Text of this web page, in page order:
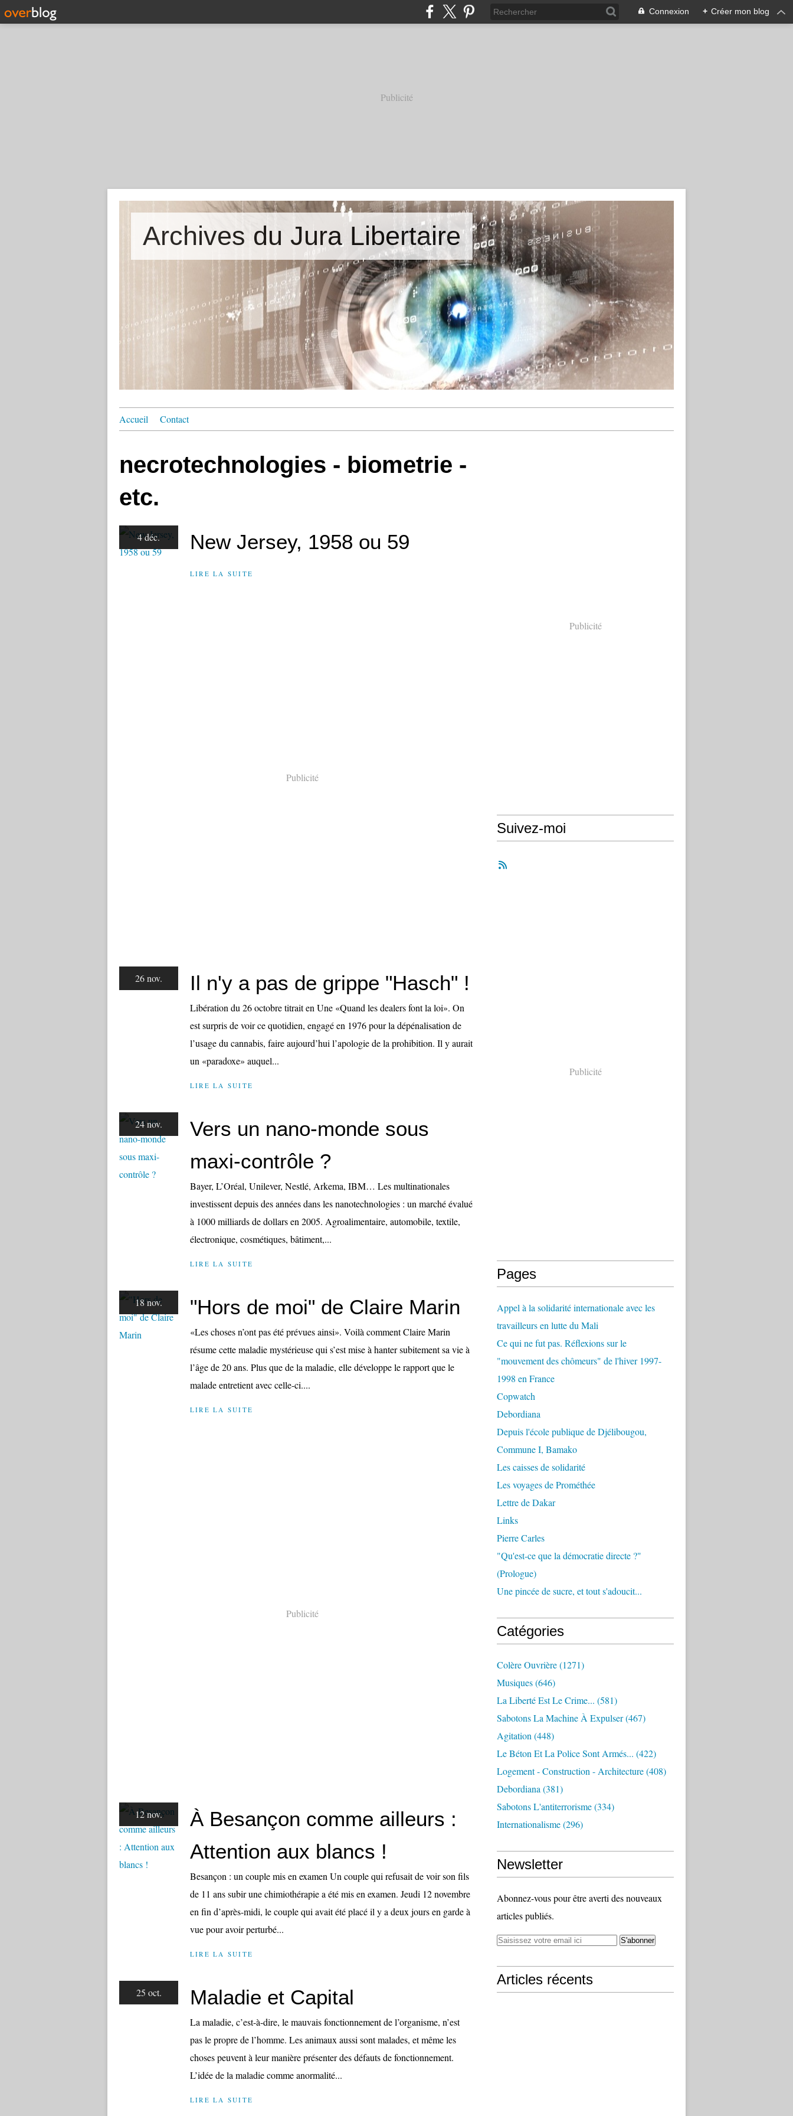
Connexion + Créer mon blog
Publicité
Archives du Jura Libertaire
Accueil Contact
necrotechnologies - biometrie -
etc.
4 déc. New Jersey, 1958 ou 59
LIRE LA SUITE
Publicité
26 nov. Il n'y a pas de grippe "Hasch" !
Libération du 26 octobre titrait en Une «Quand les dealers font la loi». On
est surpris de voir ce quotidien, engagé en 1976 pour la dépénalisation de
l’usage du cannabis, faire aujourd’hui l’apologie de la prohibition. Il y aurait
un «paradoxe» auquel...
LIRE LA SUITE
24 nov.
Vers un nano-monde sous
maxi-contrôle ?
Bayer, L’Oréal, Unilever, Nestlé, Arkema, IBM… Les multinationales
investissent depuis des années dans les nanotechnologies : un marché évalué
à 1000 milliards de dollars en 2005. Agroalimentaire, automobile, textile,
électronique, cosmétiques, bâtiment,...
LIRE LA SUITE
18 nov. "Hors de moi" de Claire Marin
«Les choses n’ont pas été prévues ainsi». Voilà comment Claire Marin
résume cette maladie mystérieuse qui s’est mise à hanter subitement sa vie à
l’âge de 20 ans. Plus que de la maladie, elle développe le rapport que le
malade entretient avec celle-ci....
LIRE LA SUITE
Publicité
12 nov.
À Besançon comme ailleurs :
Attention aux blancs !
Besançon : un couple mis en examen Un couple qui refusait de voir son fils
de 11 ans subir une chimiothérapie a été mis en examen. Jeudi 12 novembre
en fin d’après-midi, le couple qui avait été placé il y a deux jours en garde à
vue pour avoir perturbé...
LIRE LA SUITE
25 oct. Maladie et Capital
La maladie, c’est-à-dire, le mauvais fonctionnement de l’organisme, n’est
pas le propre de l’homme. Les animaux aussi sont malades, et même les
choses peuvent à leur manière présenter des défauts de fonctionnement.
L’idée de la maladie comme anormalité...
LIRE LA SUITE
Publicité
Suivez-moi
Publicité
Pages
Appel à la solidarité internationale avec les
travailleurs en lutte du Mali
Ce qui ne fut pas. Réflexions sur le
"mouvement des chômeurs" de l'hiver 1997-
1998 en France
Copwatch
Debordiana
Depuis l'école publique de Djélibougou,
Commune I, Bamako
Les caisses de solidarité
Les voyages de Prométhée
Lettre de Dakar
Links
Pierre Carles
"Qu'est-ce que la démocratie directe ?"
(Prologue)
Une pincée de sucre, et tout s'adoucit...
Catégories
Colère Ouvrière(1271)
Musiques(646)
La Liberté Est Le Crime... (581)
Sabotons La Machine À Expulser(467)
Agitation (448)
Le Béton Et La Police Sont Armés... (422)
Logement - Construction - Architecture(408)
Debordiana (381)
Sabotons L'antiterrorisme(334)
Internationalisme(296)
Newsletter
Abonnez-vous pour être averti des nouveaux
articles publiés.
Articles récents